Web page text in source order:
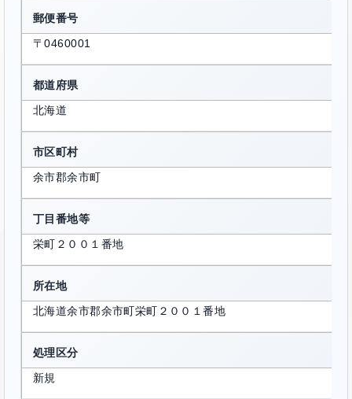
郵便番号
〒0460001
都道府県
北海道
市区町村
余市郡余市町
丁目番地等
栄町２００１番地
所在地
北海道余市郡余市町栄町２００１番地
処理区分
新規